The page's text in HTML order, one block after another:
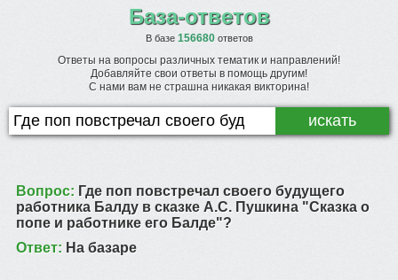
База-ответов
В базе 156680ответов
Ответы на вопросы различных тематик и направлений!
Добавляйте свои ответы в помощь другим!
С нами вам не страшна никакая викторина!
Вопрос: Где поп повстречал своего будущего
работника Балду в сказке А.С. Пушкина "Сказка о
попе и работнике его Балде"?
Ответ: На базаре